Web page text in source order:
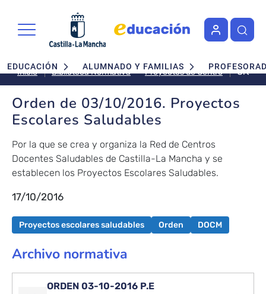
Navegación principal
EDUCACIÓN ALUMNADO Y FAMILIAS
Inicio Biblioteca Normativa Proyectos de Centro
Orden
de
Orden de 03/10/2016. Proyectos
Escolares Saludables
Por la que se crea y organiza la Red de Centros
Docentes Saludables de Castilla-La Mancha y se
establecen los Proyectos Escolares Saludables.
17/10/2016
Proyectos escolares saludables Orden DOCM
Archivo normativa
ORDEN 03-10-2016 P.E